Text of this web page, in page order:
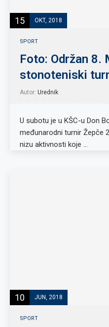
15 OKT, 2018
SPORT
Foto: Održan 8.
stonoteniski
Autor: Urednik
U subotu je u KŠC-u Don
međunarodni turnir Žepče
nizu aktivnosti koje …
10 JUN, 2018
SPORT